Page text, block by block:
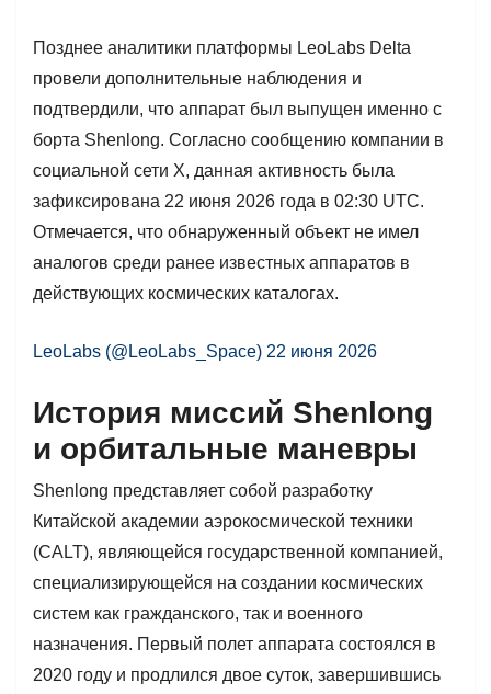
Позднее аналитики платформы LeoLabs Delta
провели дополнительные наблюдения и
подтвердили, что аппарат был выпущен именно с
борта Shenlong. Согласно сообщению компании в
социальной сети X, данная активность была
зафиксирована 22 июня 2026 года в 02:30 UTC.
Отмечается, что обнаруженный объект не имел
аналогов среди ранее известных аппаратов в
действующих космических каталогах.
LeoLabs (@LeoLabs_Space) 22 июня 2026
История миссий Shenlong
и орбитальные маневры
Shenlong представляет собой разработку
Китайской академии аэрокосмической техники
(CALT), являющейся государственной компанией,
специализирующейся на создании космических
систем как гражданского, так и военного
назначения. Первый полет аппарата состоялся в
2020 году и продлился двое суток, завершившись